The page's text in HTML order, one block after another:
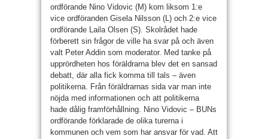
ordförande Nino Vidovic (M) kom liksom 1:e
vice ordföranden Gisela Nilsson (L) och 2:e vice
ordförande Laila Olsen (S). Skolrådet hade
förberett sin frågor de ville ha svar på och även
valt Peter Addin som moderator. Med tanke på
upprördheten hos föräldrarna blev det en sansad
debatt, där alla fick komma till tals – även
politikerna. Från föräldrarnas sida var man inte
nöjda med informationen och att politikerna
hade dålig framförhållning. Nino Vidovic – BUNs
ordförande förklarade de olika turerna i
kommunen och vem som har ansvar för vad. Att